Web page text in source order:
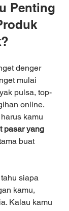
Penting
denger
mulai
pulsa, top-
online.
kamu
pasar yang
buat
siapa
kamu,
Kalau kamu